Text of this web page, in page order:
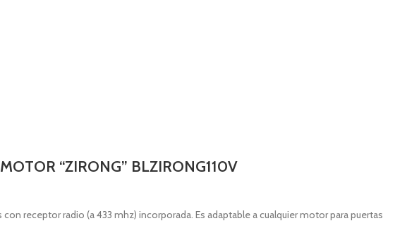
“ZIRONG” BLZIRONG110V
con receptor radio (a 433 mhz) incorporada. Es adaptable a cualquier motor para puertas